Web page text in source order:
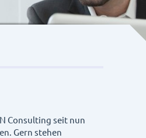
Consulting seit nun
Gern stehen